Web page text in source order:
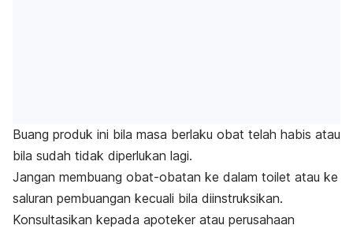
Buang produk ini bila masa berlaku obat telah habis atau
bila sudah tidak diperlukan lagi.
Jangan membuang obat-obatan ke dalam toilet atau ke
saluran pembuangan kecuali bila diinstruksikan.
Konsultasikan kepada apoteker atau perusahaan